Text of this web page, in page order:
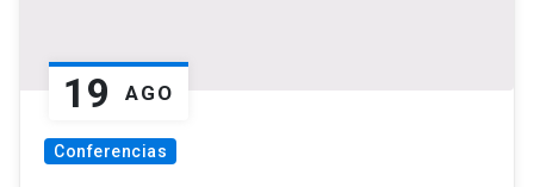
19 AGO
Conferencias